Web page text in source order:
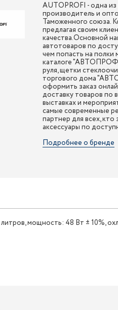
AUTOPROFI - одна
производитель и
Таможенного союза.
предлагая своим
качества.Основной
автотоваров по
чем попасть на полки
каталоге
руля, щетки
торгового дома
оформить заказ
доставку товаров по
выставках и
самые современные
партнер для всех,
аксессуары по
Подробнее о бренде
мощность: 48 Вт ± 10%,